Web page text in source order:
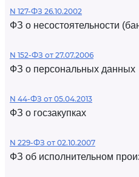
N 127-ФЗ 26.10.2002
ФЗ о несостоятельности
N 152-ФЗ от 27.07.2006
ФЗ о персональных данных
N 44-ФЗ от 05.04.2013
ФЗ о госзакупках
N 229-ФЗ от 02.10.2007
ФЗ об исполнительном